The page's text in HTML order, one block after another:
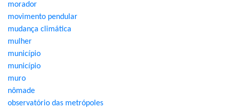
morador
movimento pendular
mudança climática
mulher
município
município
muro
nômade
observatório das metrópoles